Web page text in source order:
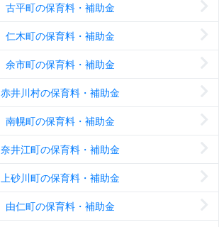
古平町の保育料・補助金
仁木町の保育料・補助金
余市町の保育料・補助金
赤井川村の保育料・補助金
南幌町の保育料・補助金
奈井江町の保育料・補助金
上砂川町の保育料・補助金
由仁町の保育料・補助金